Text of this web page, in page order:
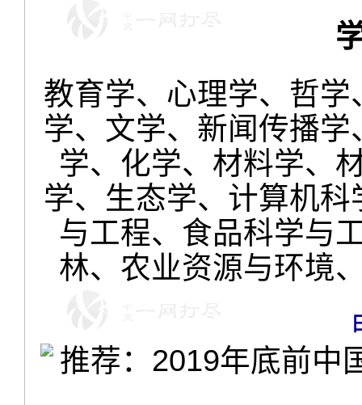
教育学、心理学、哲
学、文学、新闻传播
学、化学、材料学、
学、生态学、计算机
与工程、食品科学与
林、农业资源与环境